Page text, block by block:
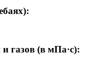
газов (в мПа·с):